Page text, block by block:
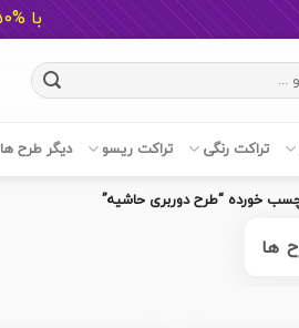
با %50 تخفیف اشتراک بخر
تراکت رنگی تراکت ریسو دیگر طرح ها
خورده “طرح دوربری حاشیه”
ها